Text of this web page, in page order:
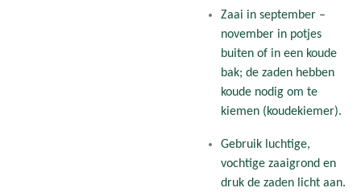
Zaai in september –
november in potjes
buiten of in een koude
bak; de zaden hebben
koude nodig om te
kiemen (koudekiemer).
Gebruik luchtige,
vochtige zaaigrond en
druk de zaden licht aan.